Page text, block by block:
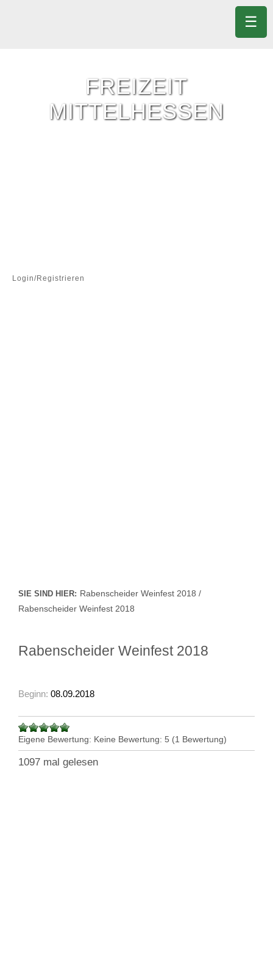
FREIZEIT
MITTELHESSEN
Login/Registrieren
SIE SIND HIER: Rabenscheider Weinfest 2018 /
Rabenscheider Weinfest 2018
Rabenscheider Weinfest 2018
Beginn: 08.09.2018
Eigene Bewertung: Keine Bewertung: 5 (1 Bewertung)
1097 mal gelesen
☰